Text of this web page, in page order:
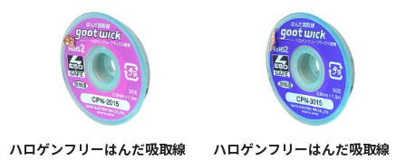
ハロゲンフリーはんだ吸取線
ハロゲンフリーはんだ吸取線